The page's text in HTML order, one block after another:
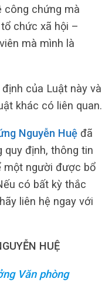
công chứng mà
chức xã hội –
mà mình là
của Luật này và
khác có liên quan.
Nguyễn Huệ đã
quy định, thông tin
một người được bổ
có bất kỳ thắc
liên hệ ngay với
HUỆ
Văn phòng